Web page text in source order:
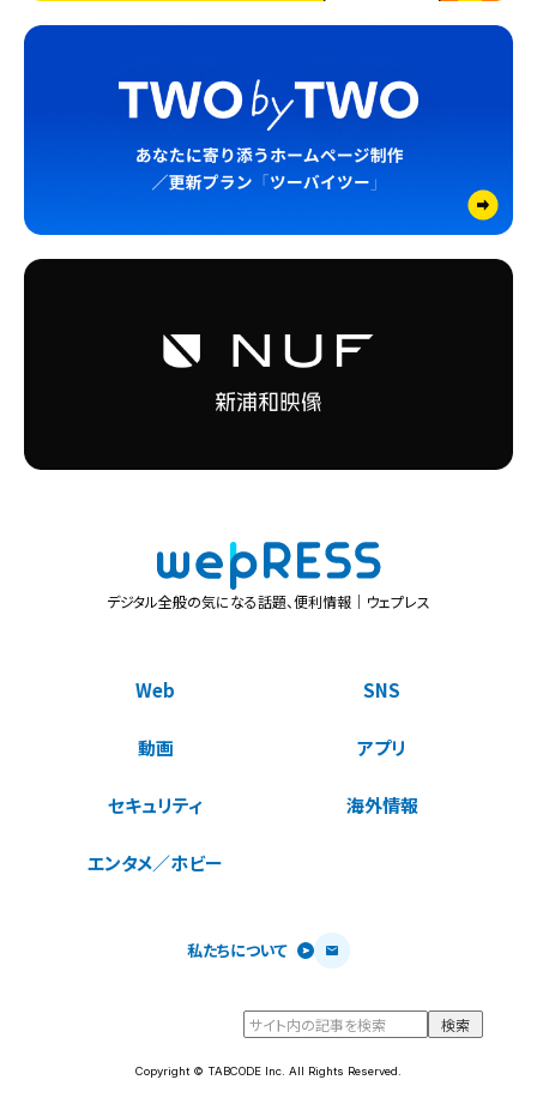
デジタル全般の気になる話題、便利情報｜ウェプレス
Web SNS
動画 アプリ
セキュリティ 海外情報
エンタメ／ホビー
私たちについて
Copyright © TABCODE Inc. All Rights Reserved.